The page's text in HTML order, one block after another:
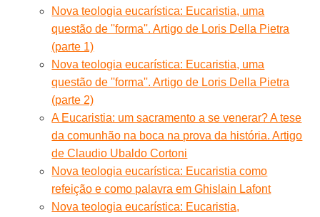
Nova teologia eucarística: Eucaristia, uma
questão de ''forma''. Artigo de Loris Della Pietra
(parte 1)
Nova teologia eucarística: Eucaristia, uma
questão de ''forma''. Artigo de Loris Della Pietra
(parte 2)
A Eucaristia: um sacramento a se venerar? A tese
da comunhão na boca na prova da história. Artigo
de Claudio Ubaldo Cortoni
Nova teologia eucarística: Eucaristia como
refeição e como palavra em Ghislain Lafont
Nova teologia eucarística: Eucaristia,